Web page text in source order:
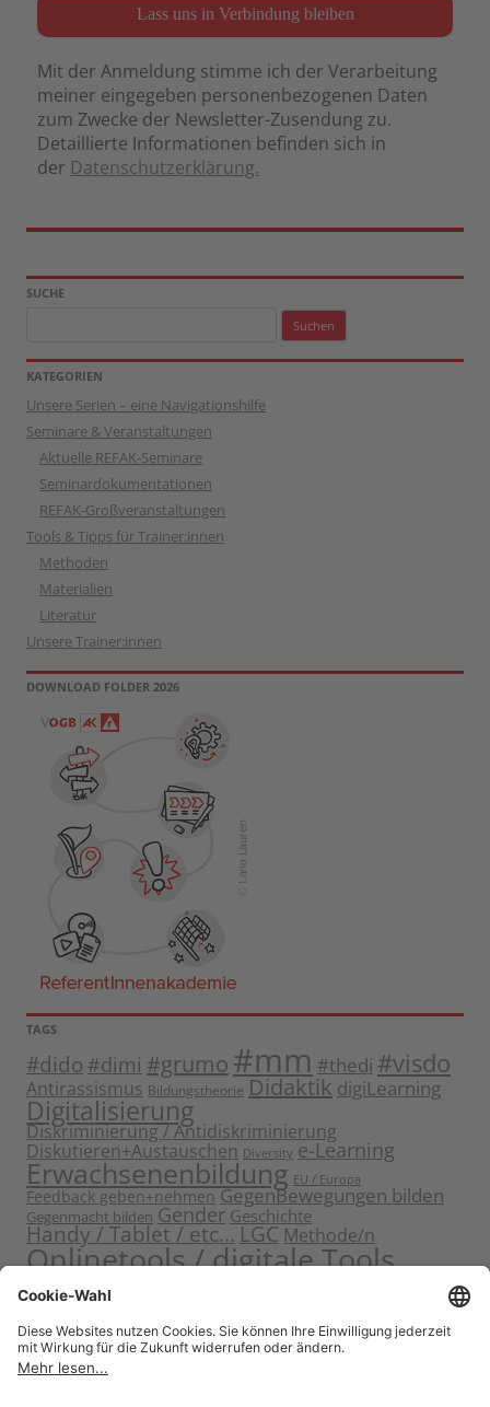
Mit der Anmeldung stimme ich der Verarbeitung
meiner eingegeben personenbezogenen Daten
zum Zwecke der Newsletter-Zusendung zu.
Detaillierte Informationen befinden sich in
der Datenschutzerklärung.
SUCHE
KATEGORIEN
Unsere Serien – eine Navigationshilfe
Seminare & Veranstaltungen
Aktuelle REFAK-Seminare
Seminardokumentationen
REFAK-Großveranstaltungen
Tools & Tipps für Trainer:innen
Methoden
Materialien
Literatur
Unsere Trainer:innen
DOWNLOAD FOLDER 2026
TAGS
#dido #dimi #grumo #mm #thedi #visdo
Antirassismus Bildungstheorie Didaktik digiLearning
Digitalisierung
Diskriminierung / Antidiskriminierung
Diskutieren+Austauschen Diversity e-Learning
Erwachsenenbildung EU / Europa
Feedback geben+nehmen GegenBewegungen bilden
Gegenmacht bilden Gender Geschichte
Handy / Tablet / etc... LGC Methode/n
Onlinetools / digitale Tools
Politische Bildung
Sensibilisieren Sichern+Verankern Solidarität
Starten+Kennenlernen Tagung
Teamentwicklung+Gruppendynamik